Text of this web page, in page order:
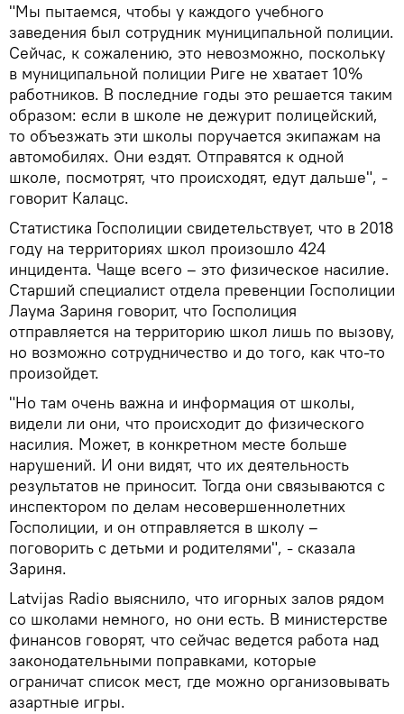
"Мы пытаемся, чтобы у каждого учебного
заведения был сотрудник муниципальной полиции.
Сейчас, к сожалению, это невозможно, поскольку
в муниципальной полиции Риге не хватает 10%
работников. В последние годы это решается таким
образом: если в школе не дежурит полицейский,
то объезжать эти школы поручается экипажам на
автомобилях. Они ездят. Отправятся к одной
школе, посмотрят, что происходят, едут дальше", -
говорит Калацс.
Статистика Госполиции свидетельствует, что в 2018
году на территориях школ произошло 424
инцидента. Чаще всего – это физическое насилие.
Старший специалист отдела превенции Госполиции
Лаума Зариня говорит, что Госполиция
отправляется на территорию школ лишь по вызову,
но возможно сотрудничество и до того, как что-то
произойдет.
"Но там очень важна и информация от школы,
видели ли они, что происходит до физического
насилия. Может, в конкретном месте больше
нарушений. И они видят, что их деятельность
результатов не приносит. Тогда они связываются с
инспектором по делам несовершеннолетних
Госполиции, и он отправляется в школу –
поговорить с детьми и родителями", - сказала
Зариня.
Latvijas Radio выяснило, что игорных залов рядом
со школами немного, но они есть. В министерстве
финансов говорят, что сейчас ведется работа над
законодательными поправками, которые
ограничат список мест, где можно организовывать
азартные игры.